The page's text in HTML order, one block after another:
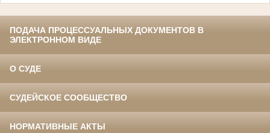
ПОДАЧА ПРОЦЕССУАЛЬНЫХ ДОКУМЕНТОВ В
ЭЛЕКТРОННОМ ВИДЕ
О СУДЕ
СУДЕЙСКОЕ СООБЩЕСТВО
НОРМАТИВНЫЕ АКТЫ